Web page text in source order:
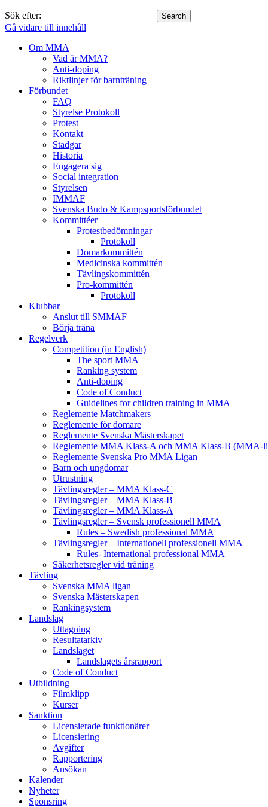
Sök efter:
Gå vidare till innehåll
Om MMA
Vad är MMA?
Anti-doping
Riktlinjer för barnträning
Förbundet
FAQ
Styrelse Protokoll
Protest
Kontakt
Stadgar
Historia
Engagera sig
Social integration
Styrelsen
IMMAF
Svenska Budo & Kampsportsförbundet
Kommittéer
Protestbedömningar
Protokoll
Domarkommittén
Medicinska kommittén
Tävlingskommittén
Pro-kommittén
Protokoll
Klubbar
Anslut till SMMAF
Börja träna
Regelverk
Competition (in English)
The sport MMA
Ranking system
Anti-doping
Code of Conduct
Guidelines for children training in MMA
Reglemente Matchmakers
Reglemente för domare
Reglemente Svenska Mästerskapet
Reglemente MMA Klass-A och MMA Klass-B (MMA-
Reglemente Svenska Pro MMA Ligan
Barn och ungdomar
Utrustning
Tävlingsregler – MMA Klass-C
Tävlingsregler – MMA Klass-B
Tävlingsregler – MMA Klass-A
Tävlingsregler – Svensk professionell MMA
Rules – Swedish professional MMA
Tävlingsregler – Internationell professionell MMA
Rules- International professional MMA
Säkerhetsregler vid träning
Tävling
Svenska MMA ligan
Svenska Mästerskapen
Rankingsystem
Landslag
Uttagning
Resultatarkiv
Landslaget
Landslagets årsrapport
Code of Conduct
Utbildning
Filmklipp
Kurser
Sanktion
Licensierade funktionärer
Licensiering
Avgifter
Rapportering
Ansökan
Kalender
Nyheter
Sponsring